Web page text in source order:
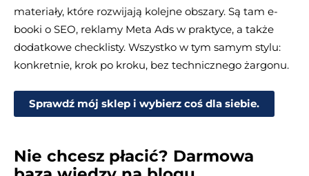
materiały, które rozwijają kolejne obszary. Są tam e-
booki o SEO, reklamy Meta Ads w praktyce, a także
dodatkowe checklisty. Wszystko w tym samym stylu:
konkretnie, krok po kroku, bez technicznego żargonu.
Sprawdź mój sklep i wybierz coś dla siebie.
Nie chcesz płacić? Darmowa